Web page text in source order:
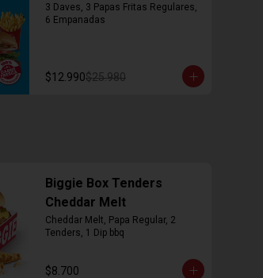
3 Daves, 3 Papas Fritas Regulares,
6 Empanadas
$12.990$25.980
Biggie Box Tenders
Cheddar Melt
Cheddar Melt, Papa Regular, 2
Tenders, 1 Dip bbq
$8.700